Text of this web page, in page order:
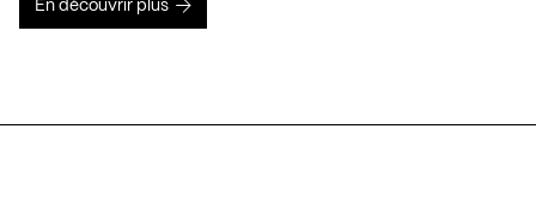
En découvrir plus